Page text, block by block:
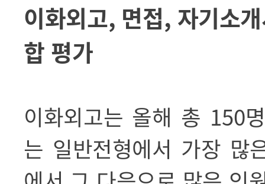
이화외고, 면접, 자기소
합 평가
이화외고는 올해 총 150
는 일반전형에서 가장 많